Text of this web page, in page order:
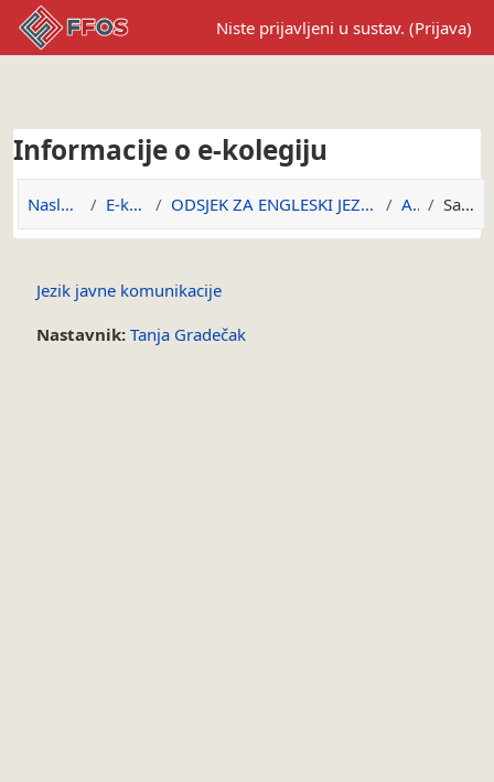
Preskoči na sadržaj
Niste prijavljeni u sustav. (Prijava)
Informacije o e-kolegiju
Naslovnica E-kolegiji ODSJEK ZA ENGLESKI JEZIK I KNJIŽEVNOST A-JJK Sažetak
Jezik javne komunikacije
Nastavnik: Tanja Gradečak